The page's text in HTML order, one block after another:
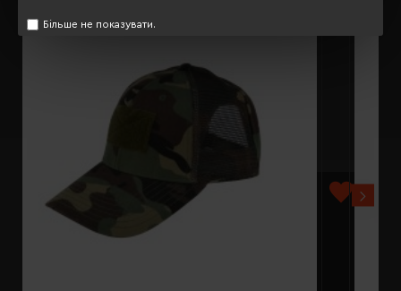
Більше не показувати.